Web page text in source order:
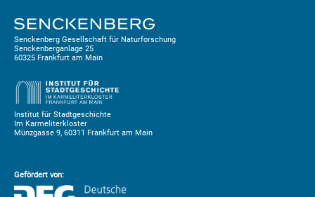
Senckenberg Gesellschaft für Naturforschung
Senckenberganlage 25
60325 Frankfurt am Main
Institut für Stadtgeschichte
Im Karmeliterkloster
Münzgasse 9, 60311 Frankfurt am Main
Gefördert von: